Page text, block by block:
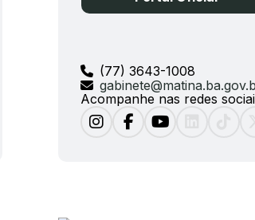
(77) 3643-1008
Acompanhe nas redes